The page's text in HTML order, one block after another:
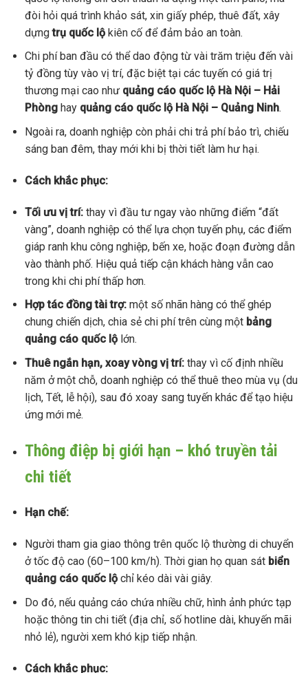
đòi hỏi quá trình khảo sát, xin giấy phép, thuê đất, xây
dựngtrụ quốc lộkiên cố để đảm bảo an toàn.
Chi phí ban đầu có thể dao động từ vài trăm triệu đến vài
tỷ đồng tùy vào vị trí, đặc biệt tại các tuyến có giá trị
thương mại cao như quảng cáo quốc lộ Hà Nội – Hải
Phònghay quảng cáo quốc lộ Hà Nội – Quảng Ninh.
Ngoài ra, doanh nghiệp còn phải chi trả phí bảo trì, chiếu
sáng ban đêm, thay mới khi bị thời tiết làm hư hại.
Cách khắc phục:
Tối ưu vị trí:thay vì đầu tư ngay vào những điểm “đất
vàng”, doanh nghiệp có thể lựa chọn tuyến phụ, các điểm
giáp ranh khu công nghiệp, bến xe, hoặc đoạn đường dẫn
vào thành phố. Hiệu quả tiếp cận khách hàng vẫn cao
trong khi chi phí thấp hơn.
Hợp tác đồng tài trợ:một số nhãn hàng có thể ghép
chung chiến dịch, chia sẻ chi phí trên cùng một bảng
quảng cáo quốc lộlớn.
Thuê ngắn hạn, xoay vòng vị trí:thay vì cố định nhiều
năm ở một chỗ, doanh nghiệp có thể thuê theo mùa vụ (du
lịch, Tết, lễ hội), sau đó xoay sang tuyến khác để tạo hiệu
ứng mới mẻ.
Thông điệp bị giới hạn – khó truyền tải
chi tiết
Hạn chế:
Người tham gia giao thông trên quốc lộ thường di chuyển
ở tốc độ cao (60–100 km/h). Thời gian họ quan sát biển
quảng cáo quốc lộchỉ kéo dài vài giây.
Do đó, nếu quảng cáo chứa nhiều chữ, hình ảnh phức tạp
hoặc thông tin chi tiết (địa chỉ, số hotline dài, khuyến mãi
nhỏ lẻ), người xem khó kịp tiếp nhận.
Cách khắc phục: